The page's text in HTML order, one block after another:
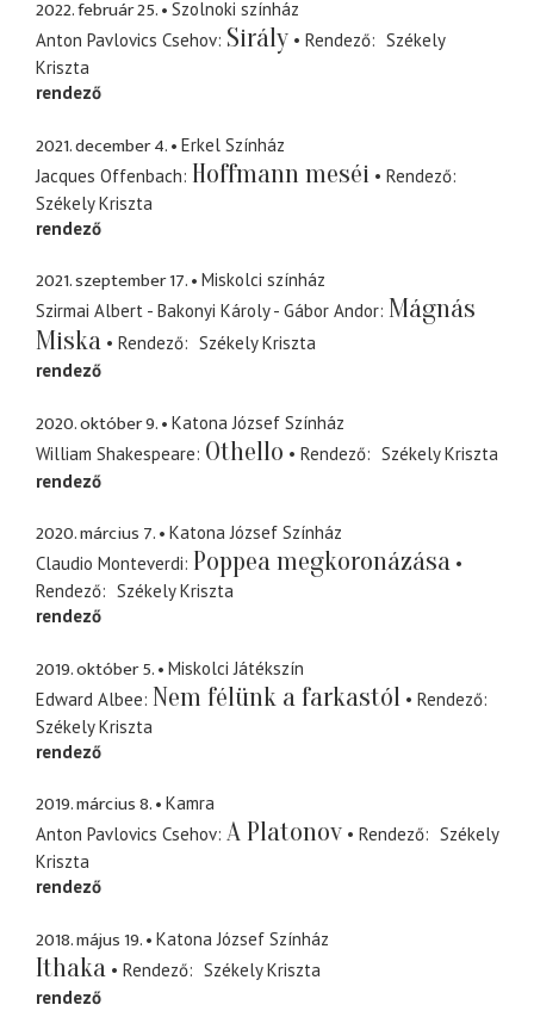
2022. február 25.
Szolnoki színház
Anton Pavlovics Csehov Sirály Rendező
Székely
Kriszta
rendező
2021. december 4.
Erkel Színház
Jacques Offenbach Hoffmann meséi
Rendező
Székely Kriszta
rendező
2021. szeptember 17.
Miskolci színház
Szirmai Albert - Bakonyi Károly - Gábor Andor Mágnás
Miska
Rendező
Székely Kriszta
rendező
2020. október 9.
Katona József Színház
William Shakespeare Othello Rendező
Székely Kriszta
rendező
2020. március 7.
Katona József Színház
Claudio Monteverdi Poppea megkoronázása
Rendező
Székely Kriszta
rendező
2019. október 5.
Miskolci Játékszín
Edward Albee Nem félünk a farkastól
Rendező
Székely Kriszta
rendező
2019. március 8.
Kamra
Anton Pavlovics Csehov A Platonov Rendező
Székely
Kriszta
rendező
2018. május 19. Katona József Színház
Ithaka Rendező
Székely Kriszta
rendező